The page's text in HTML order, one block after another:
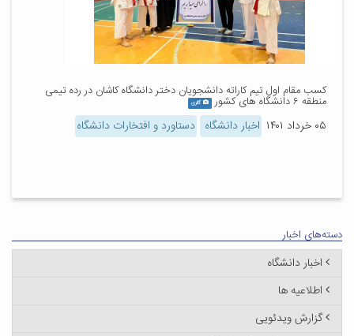
کسب مقام اول تیم کاراته دانشجویان دختر دانشگاه کاشان در رده تیمی
منطقه ۶ دانشگاه های کشور گالری
۰۵ خرداد ۱۴۰۱ اخبار دانشگاه دستاورد و افتخارات دانشگاه
دسته‌های اخبار
اخبار دانشگاه
اطلاعیه ها
گزارش ویدئویی